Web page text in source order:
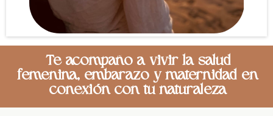
Te acompaño a vivir la salud
femenina, embarazo y maternidad en
conexión con tu naturaleza